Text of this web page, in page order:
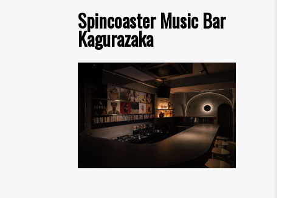
Spincoaster Music Bar
Kagurazaka